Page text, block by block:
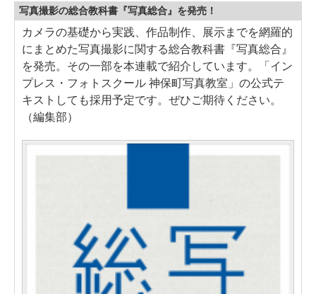
写真撮影の総合教科書『写真総合』を発売！
カメラの基礎から実践、作品制作、展示までを網羅的
にまとめた写真撮影に関する総合教科書『写真総合』
を発売。その一部を本連載で紹介しています。「イン
プレス・フォトスクール 神保町写真教室」の公式テ
キストしても採用予定です。ぜひご期待ください。
（編集部）